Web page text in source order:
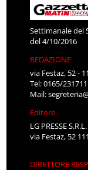
Settimanale del
del 4/10/2016
REDAZIONE
via Festaz, 52 -
Tel: 0165/
Mail:
Editore
LG PRESSE S.R.L.
via Festaz, 52
DIRETTORE